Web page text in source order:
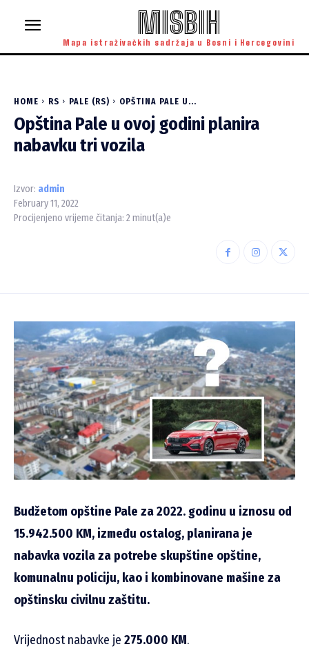
MISBIH
Mapa istraživačkih sadržaja u Bosni i Hercegovini
HOME RS PALE (RS) OPŠTINA PALE U...
Opština Pale u ovoj godini planira
nabavku tri vozila
Izvor: admin
February 11, 2022
Procijenjeno vrijeme čitanja: 2 minut(a)e
Budžetom opštine Pale za 2022. godinu u iznosu od
15.942.500 KM, između ostalog, planirana je
nabavka vozila za potrebe skupštine opštine,
komunalnu policiju, kao i kombinovane mašine za
opštinsku civilnu zaštitu.
Vrijednost nabavke je 275.000 KM.